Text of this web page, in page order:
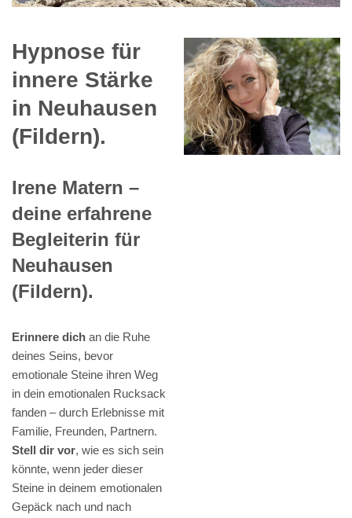
Hypnose für
innere Stärke
in Neuhausen
(Fildern).
Irene Matern –
deine erfahrene
Begleiterin für
Neuhausen
(Fildern).
Erinnere dich an die Ruhe
deines Seins, bevor
emotionale Steine ihren Weg
in dein emotionalen Rucksack
fanden – durch Erlebnisse mit
Familie, Freunden, Partnern.
Stell dir vor, wie es sich sein
könnte, wenn jeder dieser
Steine in deinem emotionalen
Gepäck nach und nach